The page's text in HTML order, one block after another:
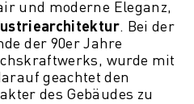
und moderne Eleganz,
. Bei der
der 90er Jahre
wurde mit
geachtet den
des Gebäudes zu